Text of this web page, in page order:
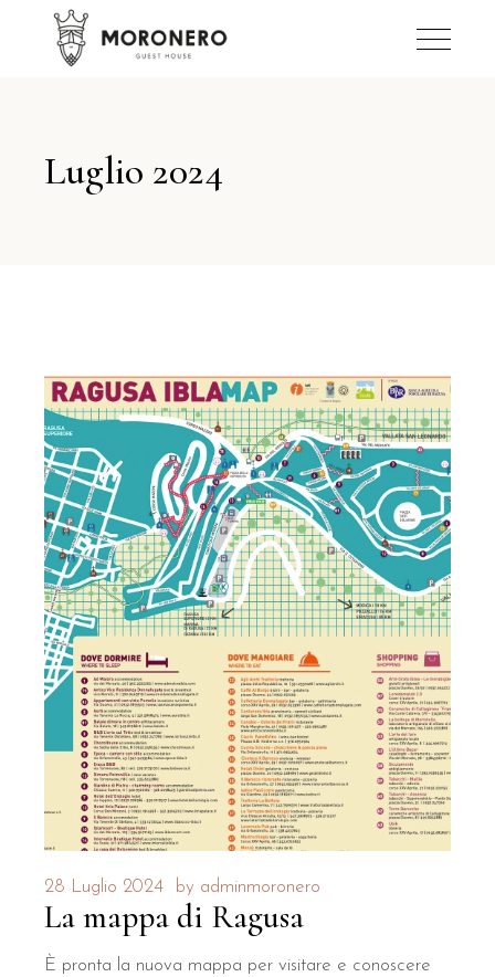
Luglio 2024
28 Luglio 2024 by adminmoronero
La mappa di Ragusa
È pronta la nuova mappa per visitare e conoscere